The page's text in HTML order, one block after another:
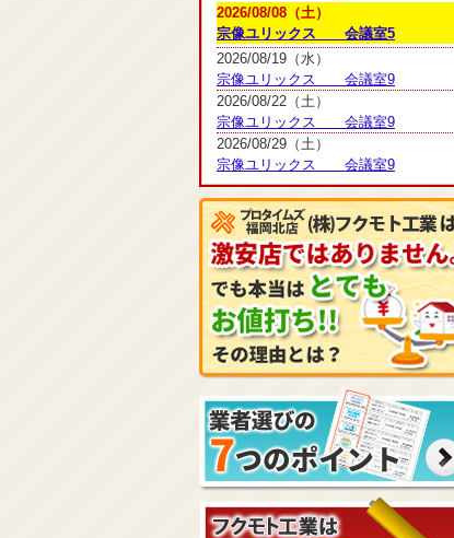
2026/08/08（土）
宗像ユリックス 会議室5
2026/08/19（水）
宗像ユリックス 会議室9
2026/08/22（土）
宗像ユリックス 会議室9
2026/08/29（土）
宗像ユリックス 会議室9